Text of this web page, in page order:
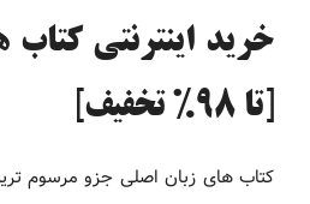
خرید اینترنتی
[تا 98% تخفیف]
کتاب های زبان اصلی جزو مرسوم